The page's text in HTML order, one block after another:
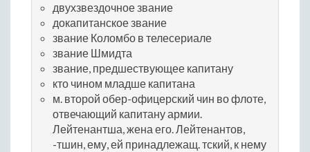
двухзвездочное звание
докапитанское звание
звание Коломбо в телесериале
звание Шмидта
звание, предшествующее капитану
кто чином младше капитана
м. второй обер-офицерский чин во флоте,
отвечающий капитану армии.
Лейтенантша, жена его. Лейтенантов,
-тшин, ему, ей принадлежащ. тский, к нему